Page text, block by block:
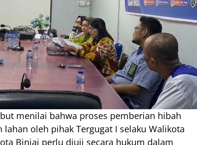
menilai bahwa proses pemberian hibah
oleh pihak Tergugat I selaku Walikota
Binjai perlu diuji secara hukum dalam